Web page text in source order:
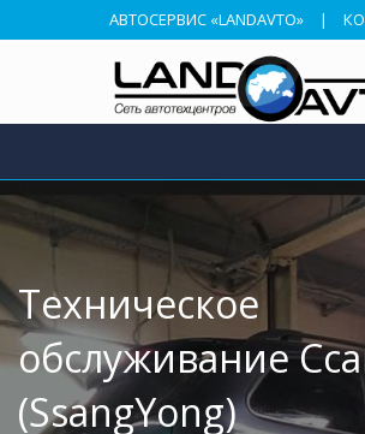
АВТОСЕРВИС «LANDAVTO» |
Техническое
обслуживание
(SsangYong)